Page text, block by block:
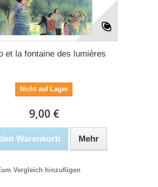
et la fontaine des lumières
Nicht auf Lager
9,00 €
Warenkorb Mehr
Vergleich hinzufügen